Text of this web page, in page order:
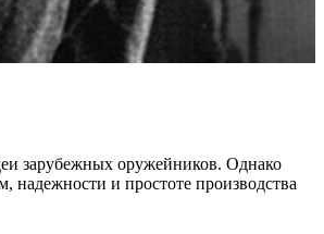
зарубежных оружейников. Однако
надежности и простоте производства